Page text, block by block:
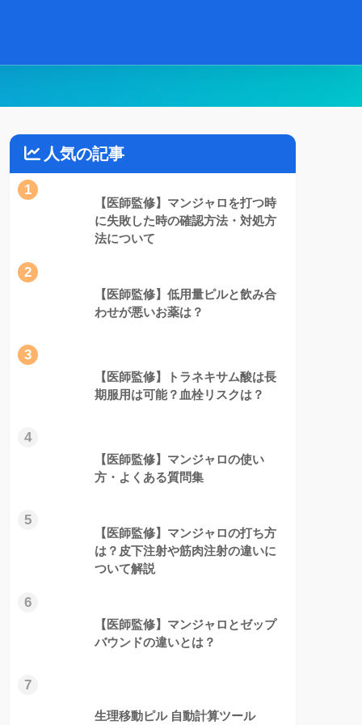
人気の記事
1
【医師監修】マンジャロを打つ時
に失敗した時の確認方法・対処方
法について
2
【医師監修】低用量ピルと飲み合
わせが悪いお薬は？
3
【医師監修】トラネキサム酸は長
期服用は可能？血栓リスクは？
4
【医師監修】マンジャロの使い
方・よくある質問集
5
【医師監修】マンジャロの打ち方
は？皮下注射や筋肉注射の違いに
ついて解説
6
【医師監修】マンジャロとゼップ
バウンドの違いとは？
7
生理移動ピル 自動計算ツール